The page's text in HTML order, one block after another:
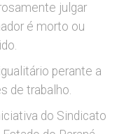
julgar
é morto ou
perante a
de trabalho.
do Sindicato